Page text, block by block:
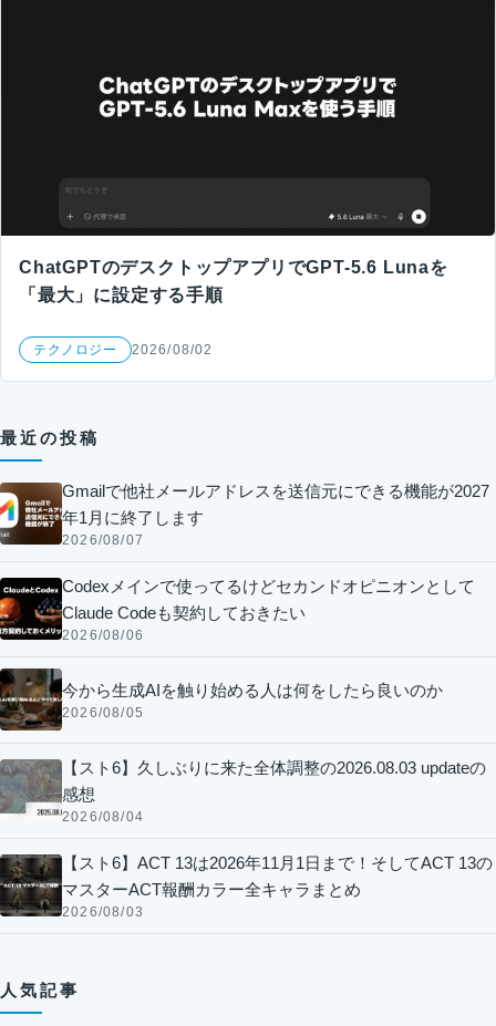
ChatGPTのデスクトップアプリでGPT-5.6 Lunaを
「最大」に設定する手順
テクノロジー 2026/08/02
最近の投稿
Gmailで他社メールアドレスを送信元にできる機能が2027
年1月に終了します
2026/08/07
Codexメインで使ってるけどセカンドオピニオンとして
Claude Codeも契約しておきたい
2026/08/06
今から生成AIを触り始める人は何をしたら良いのか
2026/08/05
【スト6】久しぶりに来た全体調整の2026.08.03 updateの
感想
2026/08/04
【スト6】ACT 13は2026年11月1日まで！そしてACT 13の
マスターACT報酬カラー全キャラまとめ
2026/08/03
人気記事